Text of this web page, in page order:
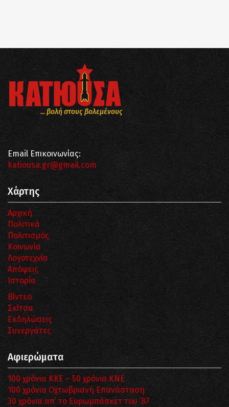
... βολή στους βολεμένους
Email Επικοινωνίας:
katiousa.gr@gmail.com
Χάρτης
Αρχική
Πολιτικά
Πολιτισμός
Κοινωνία
Λογοτεχνία
Απόψεις
Ιστορία
Βίντεο
Σκίτσα
Εκδηλώσεις
Συνεργάτες
Αφιερώματα
100 χρόνια ΚΚΕ – 50 χρόνια ΚΝΕ
100 χρόνια Οχτωβριανή Επανάσταση
30 χρόνια απ’ το Ευρωμπάσκετ του ΄87